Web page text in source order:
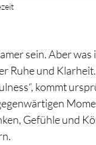
sein. Aber was
Ruhe und Klarheit.
kommt
Gefühle und